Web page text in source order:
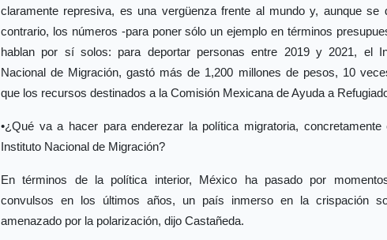
claramente represiva, es una vergüenza frente al mundo y, aunque se
contrario, los números -para poner sólo un ejemplo en términos
hablan por sí solos: para deportar personas entre 2019 y 2021, el
Nacional de Migración, gastó más de 1,200 millones de pesos, 10
que los recursos destinados a la Comisión Mexicana de Ayuda a
•¿Qué va a hacer para enderezar la política migratoria, concretamente
Instituto Nacional de Migración?
En términos de la política interior, México ha pasado por
convulsos en los últimos años, un país inmerso en la crispación
amenazado por la polarización, dijo Castañeda.